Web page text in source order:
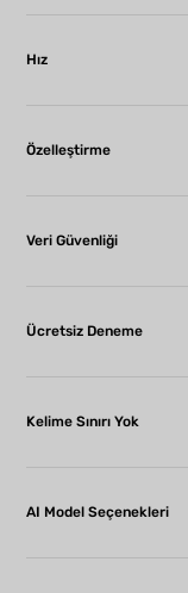
Hız
Özelleştirme
Veri Güvenliği
Ücretsiz Deneme
Kelime Sınırı Yok
AI Model Seçenekleri